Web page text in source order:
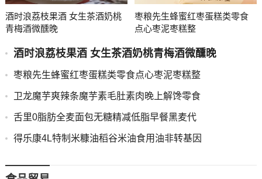
酒时浪荔枝果酒 女生茶酒奶桃
青梅酒微醺晚
枣粮先生蜂蜜红枣蛋糕类零食
点心枣泥枣糕整
酒时浪荔枝果酒 女生茶酒奶桃青梅酒微醺晚
枣粮先生蜂蜜红枣蛋糕类零食点心枣泥枣糕整
卫龙魔芋爽辣条魔芋素毛肚素肉晚上解馋零食
舌里0脂肪全麦面包无糖精减低脂早餐黑麦代
得乐康4L特制米糠油稻谷米油食用油非转基因